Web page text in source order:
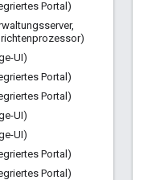
Portal)
,
UI)
Portal)
Portal)
UI)
UI)
Portal)
Portal)